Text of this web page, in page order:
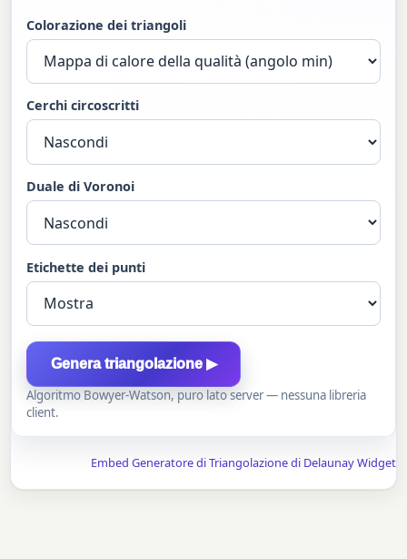
Colorazione dei triangoli
Cerchi circoscritti
Duale di Voronoi
Etichette dei punti
Genera triangolazione ▶
Algoritmo Bowyer-Watson, puro lato server — nessuna libreria
client.
Embed Generatore di Triangolazione di Delaunay Widget